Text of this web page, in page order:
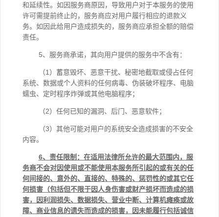
和延续性。如因服务商原因，导致用户对于本服务的使用
许可需提前终止的，服务商应对用户履行相应的退款义
务。如因此给用户造成损失的，服务商应承担全额的赔偿
责任。
5、服务商承诺，其向用户提供的服务中不含有：
（1）蓄意毁坏、恶意干扰、秘密地截取或侵占任何
系统、数据或个人资料的任何病毒、伪装破坏程序、电脑
蠕虫、定时程序炸弹或其他电脑程序；
（2）任何已知的漏洞、后门、恶意软件；
（3）其他可能对用户的系统安全造成损害的不安全
内容。
6、责任限制：在适用法律所允许的最大范围内，服
务商不会对因使用或不能使用本服务所引起的或有关的任
何间接的、意外的、直接的、特殊的、惩罚性的或其它任
何损害（包括但不限于因人身伤害或财产损坏而造成的损
害，因利润损失、数据损失、营业中断、计算机瘫痪或故
障、商业信息的遗失而造成的损害，因未能履行包括诚信